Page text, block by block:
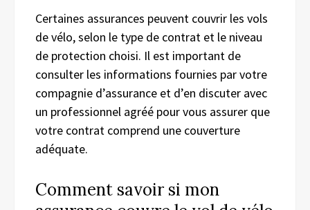
Certaines assurances peuvent couvrir les vols
de vélo, selon le type de contrat et le niveau
de protection choisi. Il est important de
consulter les informations fournies par votre
compagnie d’assurance et d’en discuter avec
un professionnel agréé pour vous assurer que
votre contrat comprend une couverture
adéquate.
Comment savoir si mon